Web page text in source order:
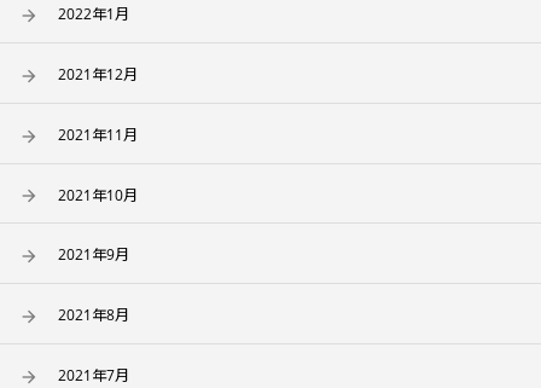
2022年1月
2021年12月
2021年11月
2021年10月
2021年9月
2021年8月
2021年7月